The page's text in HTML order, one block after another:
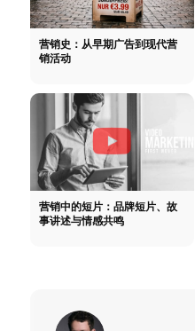
营销史：从早期广告到现代营
销活动
营销中的短片：品牌短片、故
事讲述与情感共鸣